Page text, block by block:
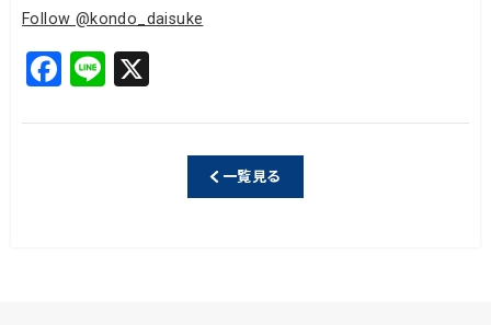
Follow @kondo_daisuke
F
a
c
Li
n
e
一覧見る